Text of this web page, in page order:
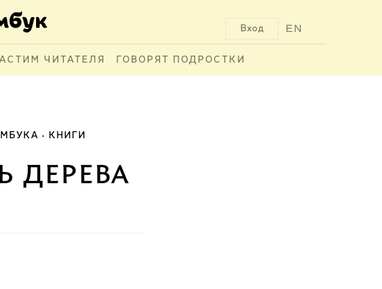
EN
Вход
ЧИТАТЕЛЯ ГОВОРЯТ ПОДРОСТКИ
КНИГИ
дерева